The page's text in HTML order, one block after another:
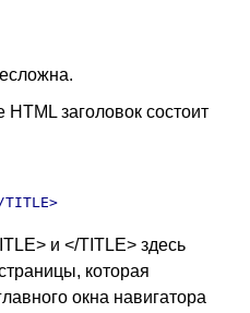
заголовок состоит
и </TITLE> здесь
которая
окна навигатора